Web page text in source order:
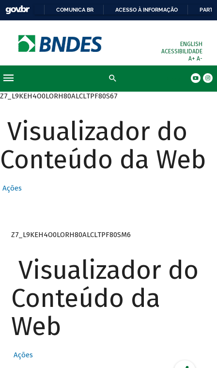
COMUNICA BR ACESSO À INFORMAÇÃO
ENGLISH
ACESSIBILIDADE
A+ A-
Z7_L9KEH4O0LORH80ALCLTPF80S67
Visualizador do
Conteúdo da Web
Ações
Z7_L9KEH4O0LORH80ALCLTPF80SM6
Visualizador do
Conteúdo da
Web
Ações